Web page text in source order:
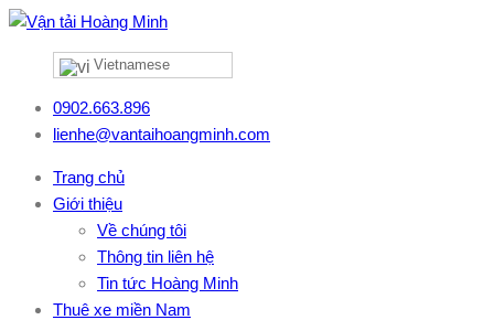
Vietnamese
0902.663.896
lienhe@vantaihoangminh.com
Trang chủ
Giới thiệu
Về chúng tôi
Thông tin liên hệ
Tin tức Hoàng Minh
Thuê xe miền Nam